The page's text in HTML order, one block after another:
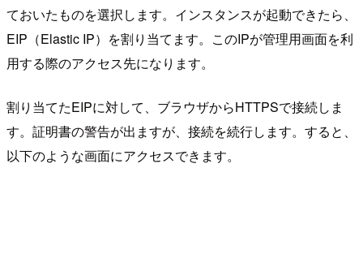
ておいたものを選択します。インスタンスが起動できたら、
EIP（Elastic IP）を割り当てます。このIPが管理用画面を利
用する際のアクセス先になります。
割り当てたEIPに対して、ブラウザからHTTPSで接続しま
す。証明書の警告が出ますが、接続を続行します。すると、
以下のような画面にアクセスできます。